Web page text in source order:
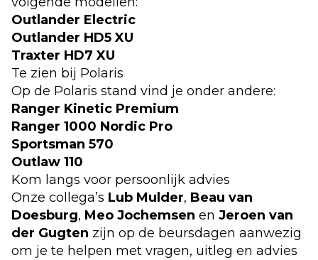
Outlander Electric
Outlander HD5 XU
Traxter HD7 XU
Te zien bij Polaris
Op de Polaris stand vind je onder andere:
Ranger Kinetic Premium
Ranger 1000 Nordic Pro
Sportsman 570
Outlaw 110
Kom langs voor persoonlijk advies
Onze collega’s Lub Mulder, Beau van
Doesburg, Meo Jochemsen en Jeroen van
der Gugten zijn op de beursdagen aanwezig
om je te helpen met vragen, uitleg en advies